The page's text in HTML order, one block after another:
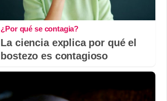
¿Por qué se contagia?
La ciencia explica por qué el
bostezo es contagioso